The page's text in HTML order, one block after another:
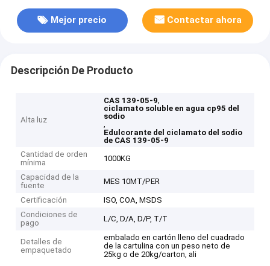
Mejor precio Contactar ahora
Descripción De Producto
Alta luz
CAS 139-05-9,
ciclamato soluble en agua cp95 del
sodio
,
Edulcorante del ciclamato del sodio
de CAS 139-05-9
Cantidad de orden
mínima
1000KG
Capacidad de la
fuente
MES 10MT/PER
Certificación
ISO, COA, MSDS
Condiciones de
pago
L/C, D/A, D/P, T/T
Detalles de
empaquetado
embalado en cartón lleno del cuadrado
de la cartulina con un peso neto de
25kg o de 20kg/carton, ali